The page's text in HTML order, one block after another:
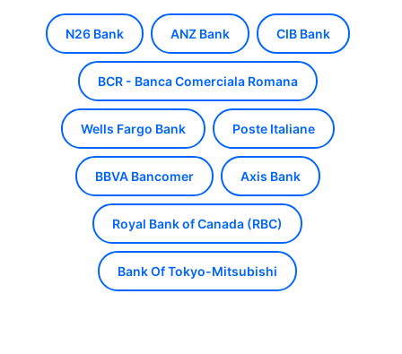
N26 Bank ANZ Bank CIB Bank
BCR - Banca Comerciala Romana
Wells Fargo Bank Poste Italiane
BBVA Bancomer Axis Bank
Royal Bank of Canada (RBC)
Bank Of Tokyo-Mitsubishi